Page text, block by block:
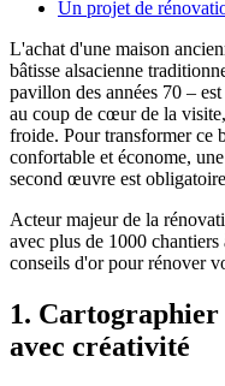
Un projet de
L'achat d'une maison
bâtisse alsacienne
pavillon des années 70 –
au coup de cœur de la
froide. Pour transformer ce
confortable et économe,
second œuvre est
Acteur majeur de la
avec plus de 1000
conseils d'or pour rénover
1. Cartographier
avec créativité